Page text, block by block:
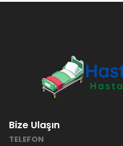
KARYOLASI
ANKARA
HASTA
KARYOLASI
HK-70 – 3
Bize Ulaşın
TELEFON